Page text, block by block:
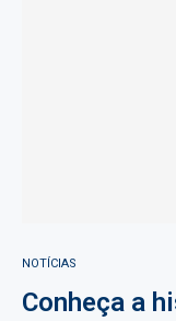
NOTÍCIAS
Conheça a